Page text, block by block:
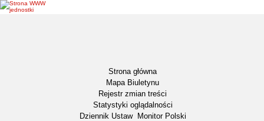
Strona główna
Mapa Biuletynu
Rejestr zmian treści
Statystyki oglądalności
Dziennik Ustaw
Monitor Polski